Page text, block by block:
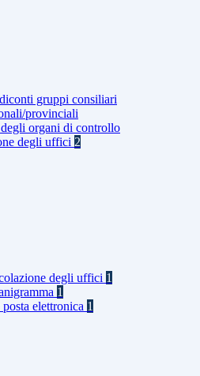
gruppi consiliari
provinciali
organi di controllo
degli uffici 2
degli uffici 1
1
elettronica 1